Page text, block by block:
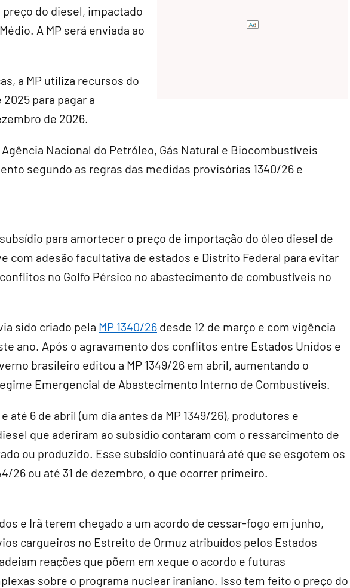
do diesel, impactado
A MP será enviada ao
a MP utiliza recursos do
para pagar a
de 2026.
Nacional do Petróleo, Gás Natural e Biocombustíveis
segundo as regras das medidas provisórias 1340/26 e
para amortecer o preço de importação do óleo diesel de
com adesão facultativa de estados e Distrito Federal para evitar
no Golfo Pérsico no abastecimento de combustíveis no
sido criado pela MP 1340/26 desde 12 de março e com vigência
ano. Após o agravamento dos conflitos entre Estados Unidos e
brasileiro editou a MP 1349/26 em abril, aumentando o
Emergencial de Abastecimento Interno de Combustíveis.
até 6 de abril (um dia antes da MP 1349/26), produtores e
que aderiram ao subsídio contaram com o ressarcimento de
ou produzido. Esse subsídio continuará até que se esgotem os
26 ou até 31 de dezembro, o que ocorrer primeiro.
e Irã terem chegado a um acordo de cessar-fogo em junho,
cargueiros no Estreito de Ormuz atribuídos pelos Estados
reações que põem em xeque o acordo e futuras
sobre o programa nuclear iraniano. Isso tem feito o preço do